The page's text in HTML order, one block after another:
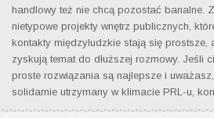
handlowy też nie chcą pozostać banalne.
nietypowe projekty wnętrz publicznych,
kontakty międzyludzkie stają się prostsze,
zyskują temat do dłuższej rozmowy. Jeśli
proste rozwiązania są najlepsze i
solidarnie utrzymany w klimacie PRL-u,